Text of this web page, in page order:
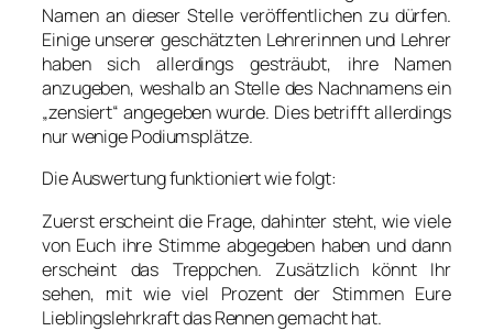
Namen an dieser Stelle veröffentlichen zu dürfen.
Einige unserer geschätzten Lehrerinnen und Lehrer
haben sich allerdings gesträubt, ihre Namen
anzugeben, weshalb an Stelle des Nachnamens ein
„zensiert“ angegeben wurde. Dies betrifft allerdings
nur wenige Podiumsplätze.
Die Auswertung funktioniert wie folgt:
Zuerst erscheint die Frage, dahinter steht, wie viele
von Euch ihre Stimme abgegeben haben und dann
erscheint das Treppchen. Zusätzlich könnt Ihr
sehen, mit wie viel Prozent der Stimmen Eure
Lieblingslehrkraft das Rennen gemacht hat.